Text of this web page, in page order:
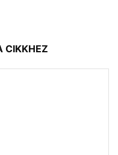
CIKKHEZ